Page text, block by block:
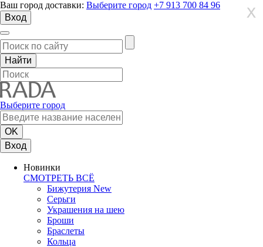
Ваш город доставки: Выберите город +7 913 700 84 96
Вход
Выберите город
Вход
Новинки
СМОТРЕТЬ ВСЁ
Бижутерия New
Серьги
Украшения на шею
Броши
Браслеты
Кольца
X
X
X